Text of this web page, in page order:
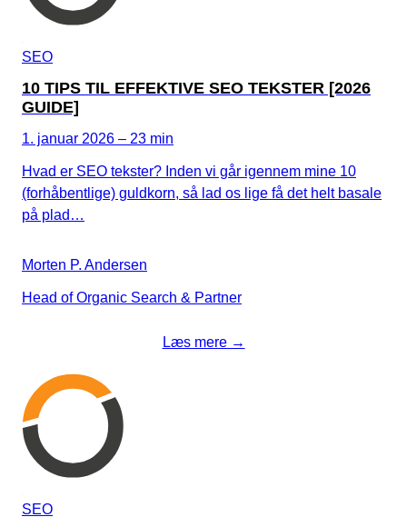
SEO
10 TIPS TIL EFFEKTIVE SEO TEKSTER [2026
GUIDE]
1. januar 2026 – 23 min
Hvad er SEO tekster? Inden vi går igennem mine 10
(forhåbentlige) guldkorn, så lad os lige få det helt basale
på plad…
Morten P. Andersen
Head of Organic Search & Partner
Læs mere →
SEO